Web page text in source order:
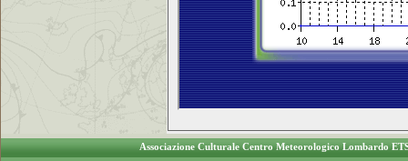
Associazione Culturale Centro Meteorologico Lombardo